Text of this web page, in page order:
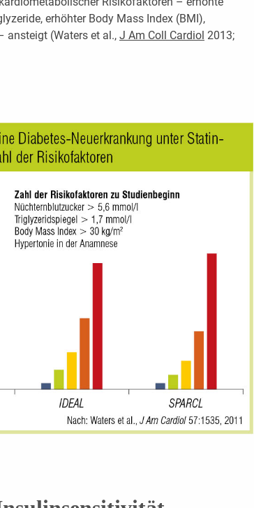
erhöhter Body Mass Index (BMI),
ansteigt (Waters et al., J Am Coll Cardiol 2013;